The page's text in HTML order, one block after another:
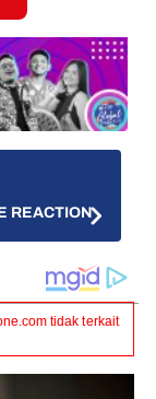
REACTION